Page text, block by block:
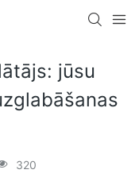
jūsu
320